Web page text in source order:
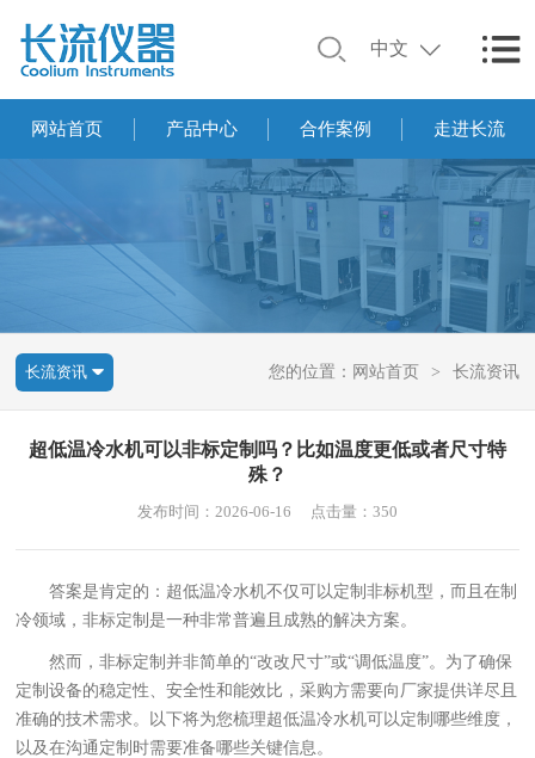
中文
网站首页 产品中心 合作案例 走进长流
长流资讯 您的位置： 网站首页 > 长流资讯
超低温冷水机可以非标定制吗？比如温度更低或者尺寸特
殊？
发布时间：2026-06-16 点击量：350
答案是肯定的：超低温冷水机不仅可以定制非标机型，而且在制
冷领域，非标定制是一种非常普遍且成熟的解决方案。
然而，非标定制并非简单的“改改尺寸”或“调低温度”。为了确保
定制设备的稳定性、安全性和能效比，采购方需要向厂家提供详尽且
准确的技术需求。以下将为您梳理超低温冷水机可以定制哪些维度，
以及在沟通定制时需要准备哪些关键信息。